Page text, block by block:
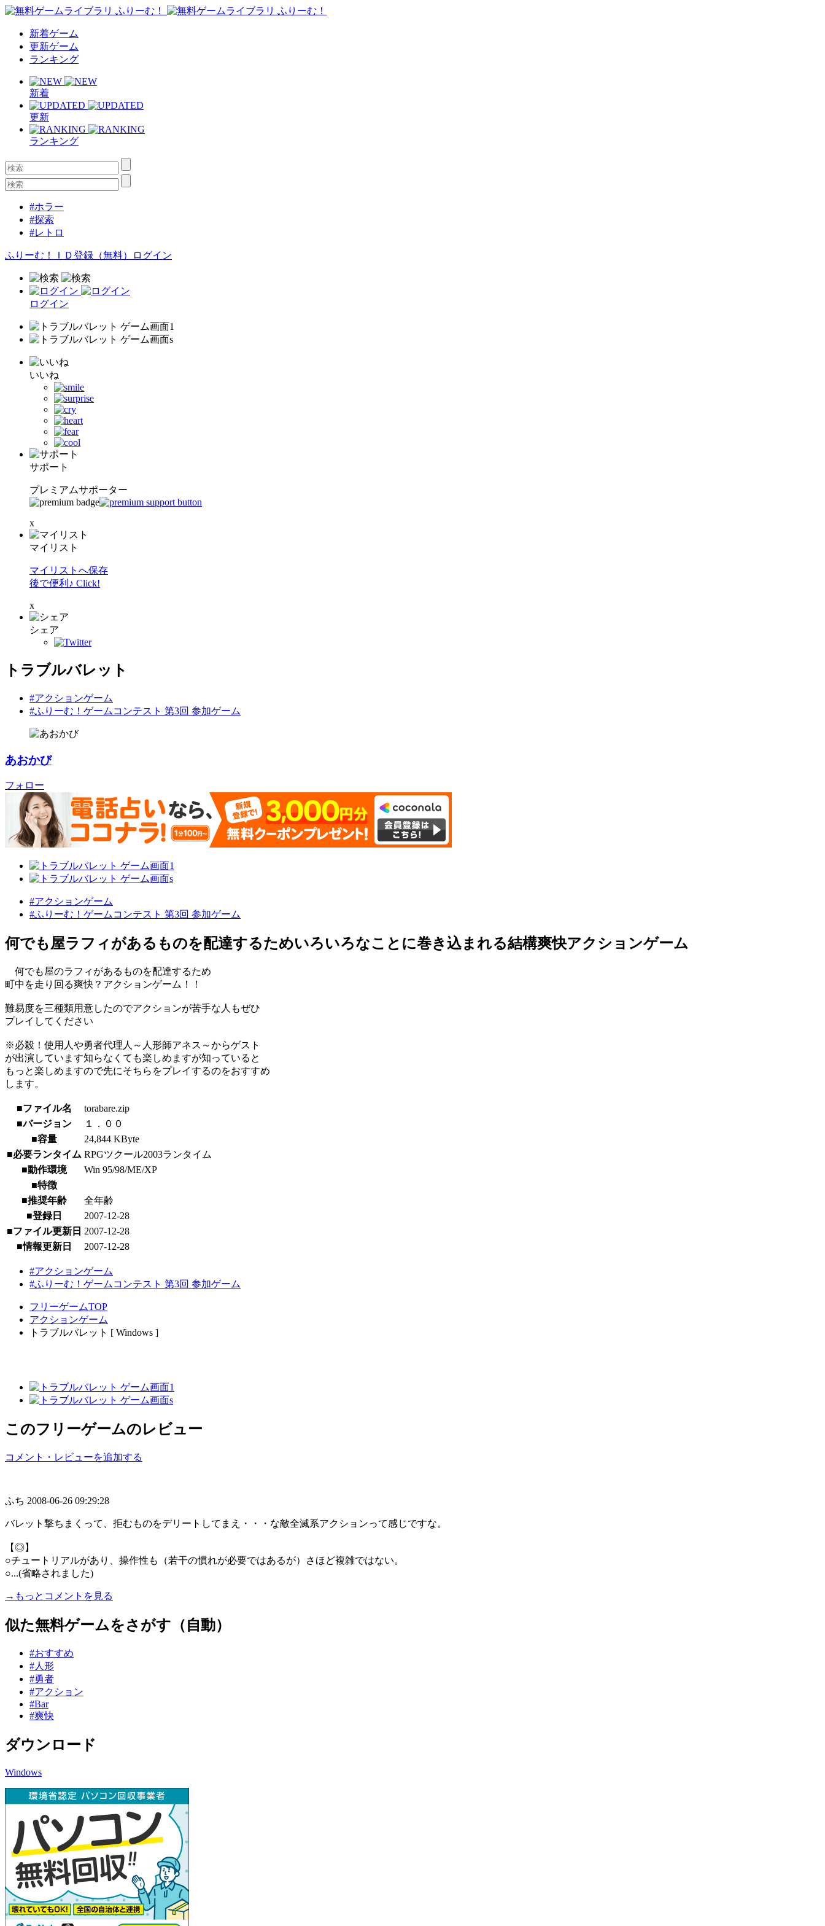
新着ゲーム
更新ゲーム
ランキング
新着
更新
ランキング
#ホラー
#探索
#レトロ
ふりーむ！ＩＤ登録（無料） ログイン
ログイン
いいね
サポート
プレミアムサポーター
x
マイリスト
マイリストへ保存
後で便利♪ Click!
x
シェア
トラブルバレット
#アクションゲーム
#ふりーむ！ゲームコンテスト 第3回 参加ゲーム
あおかび
フォロー
#アクションゲーム
#ふりーむ！ゲームコンテスト 第3回 参加ゲーム
何でも屋ラフィがあるものを配達するためいろいろなことに巻き込まれる結構爽快アクションゲーム
何でも屋のラフィがあるものを配達するため
町中を走り回る爽快？アクションゲーム！！
難易度を三種類用意したのでアクションが苦手な人もぜひ
プレイしてください
※必殺！使用人や勇者代理人～人形師アネス～からゲスト
が出演しています知らなくても楽しめますが知っていると
もっと楽しめますので先にそちらをプレイするのをおすすめ
します。
■ファイル名
torabare.zip
■バージョン
１．００
■容量
24,844 KByte
■必要ランタイム RPGツクール2003ランタイム
■動作環境
Win 95/98/ME/XP
■特徴
■推奨年齢
全年齢
■登録日
2007-12-28
■ファイル更新日 2007-12-28
■情報更新日
2007-12-28
#アクションゲーム
#ふりーむ！ゲームコンテスト 第3回 参加ゲーム
フリーゲームTOP
アクションゲーム
トラブルバレット [ Windows ]
このフリーゲームのレビュー
コメント・レビューを追加する
ふち 2008-06-26 09:29:28
バレット撃ちまくって、拒むものをデリートしてまえ・・・な敵全滅系アクションって感じですな。
【◎】
○チュートリアルがあり、操作性も（若干の慣れが必要ではあるが）さほど複雑ではない。
○...(省略されました)
→もっとコメントを見る
似た無料ゲームをさがす（自動）
#おすすめ
#人形
#勇者
#アクション
#Bar
#爽快
ダウンロード
Windows